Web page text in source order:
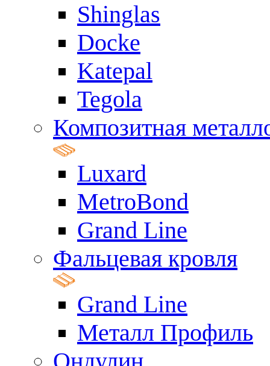
Shinglas
Docke
Katepal
Tegola
Композитная
Luxard
MetroBond
Grand Line
Фальцевая кровля
Grand Line
Металл Профиль